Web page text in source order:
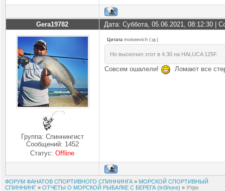
Gera19782 Дата: Суббота, 05.06.2021, 08:12:30 |
Группа: Спиннингист
Сообщений: 1452
Статус:Offline
Цитата moiseevich ( )
Но выскочил этот в 4.30 на HALUCA 125F.
Совсем ошалели! Ломают все
ФОРУМ ФАНАТОВ СПОРТИВНОГО СПИННИНГА » МОРСКОЙ СПОРТИВНЫЙ
СПИННИНГ » ОТЧЕТЫ О МОРСКОЙ РЫБАЛКЕ С БЕРЕГА (InShore) » Утро